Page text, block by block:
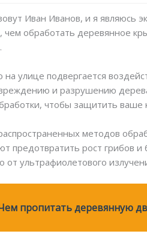
Иван Иванов, и я являюсь
чем обработать деревянное
улице подвергается
и разрушению
чтобы защитить ваше
методов
предотвратить рост грибов
ультрафиолетового
пропитать деревянную